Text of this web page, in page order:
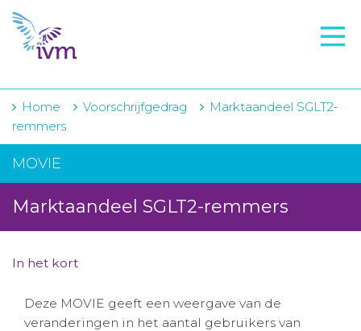
VMI
FTO voorbereiding
IVM-academie
Zorginstellingen
Voorschrijfgedrag
Projecten
Contact
Home Voorschrijfgedrag
Marktaandeel SGLT2-
remmers
MOVIE
Marktaandeel SGLT2-remmers
In het kort
Deze MOVIE geeft een weergave van de
veranderingen in het aantal gebruikers van